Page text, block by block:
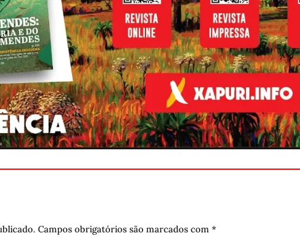
Campos obrigatórios são marcados com *